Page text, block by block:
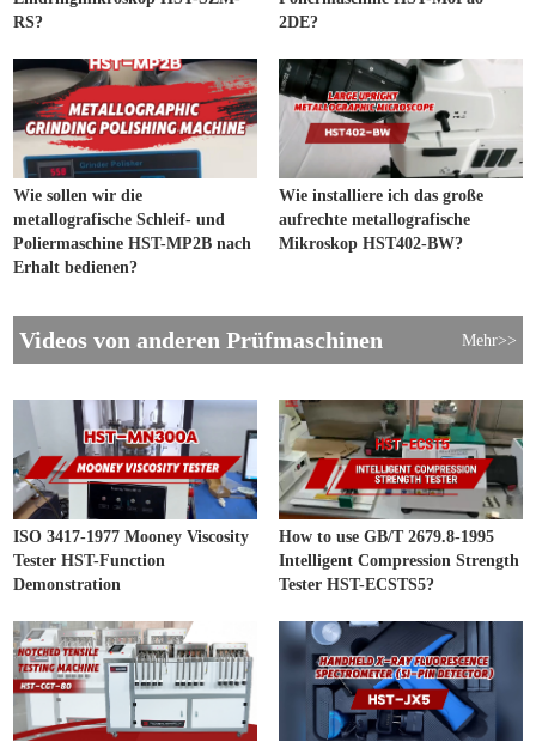
RS?
2DE?
Wie sollen wir die
metallografische Schleif- und
Poliermaschine HST-MP2B nach
Erhalt bedienen?
Wie installiere ich das große
aufrechte metallografische
Mikroskop HST402-BW?
Videos von anderen Prüfmaschinen Mehr>>
ISO 3417-1977 Mooney Viscosity
Tester HST-Function
Demonstration
How to use GB/T 2679.8-1995
Intelligent Compression Strength
Tester HST-ECSTS5?